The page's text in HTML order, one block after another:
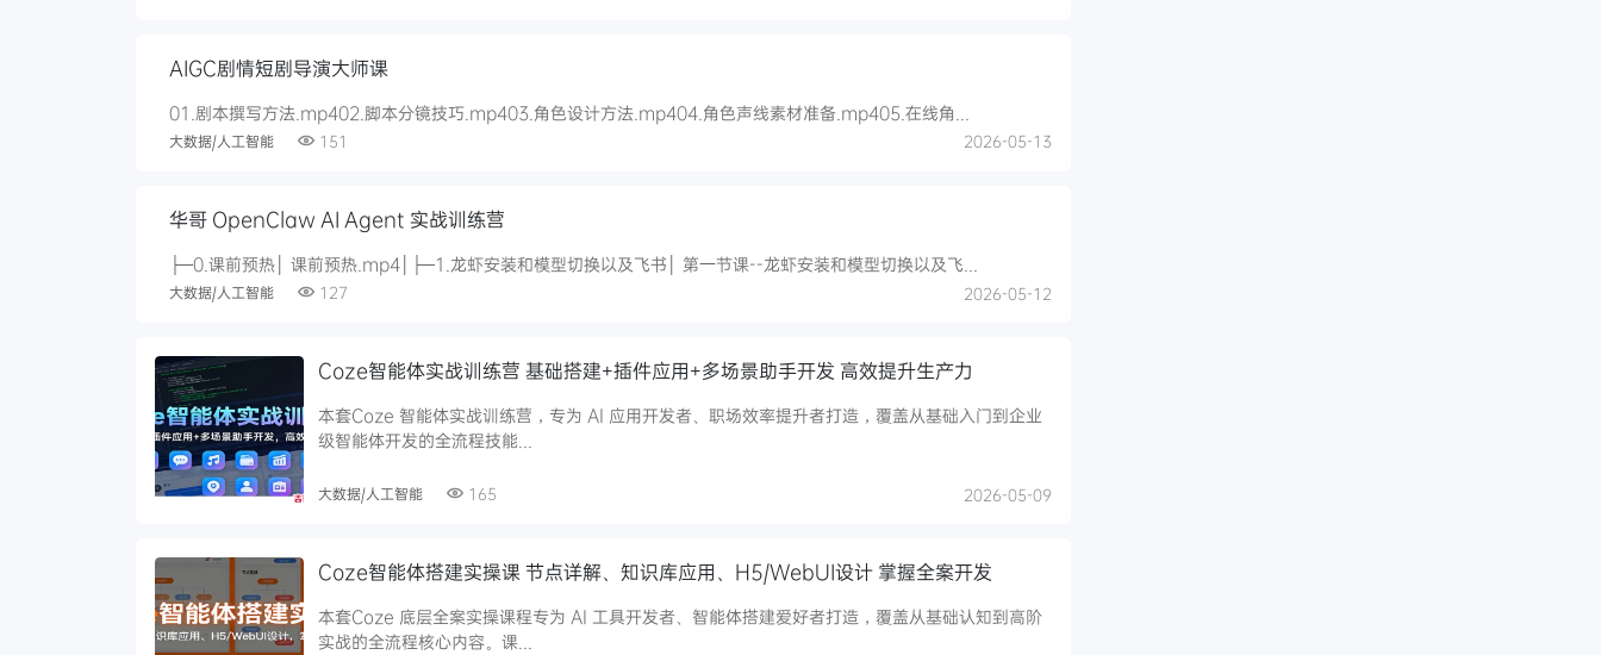
AIGC剧情短剧导演大师课
01.剧本撰写方法.mp402.脚本分镜技巧.mp403.角色设计方法.mp404.角色声线素材准备.mp405.在线角...
大数据/人工智能 151 2026-05-13
华哥 OpenClaw AI Agent 实战训练营
├─0.课前预热│ 课前预热.mp4│├─1.龙虾安装和模型切换以及飞书│ 第一节课--龙虾安装和模型切换以及飞...
大数据/人工智能 127 2026-05-12
Coze智能体实战训练营 基础搭建+插件应用+多场景助手开发 高效提升生产力
本套Coze 智能体实战训练营，专为 AI 应用开发者、职场效率提升者打造，覆盖从基础入门到企业
级智能体开发的全流程技能...
大数据/人工智能 165 2026-05-09
Coze智能体搭建实操课 节点详解、知识库应用、H5/WebUI设计 掌握全案开发
本套Coze 底层全案实操课程专为 AI 工具开发者、智能体搭建爱好者打造，覆盖从基础认知到高阶
实战的全流程核心内容。课...